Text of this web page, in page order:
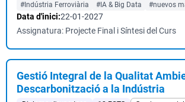
#Indústria Ferroviària
#IA & Big Data #nuevos
Data d'inici:22-01-2027
Assignatura: Projecte Final i Síntesi del Curs
Gestió Integral de la Qualitat
Descarbonització a la Indústria